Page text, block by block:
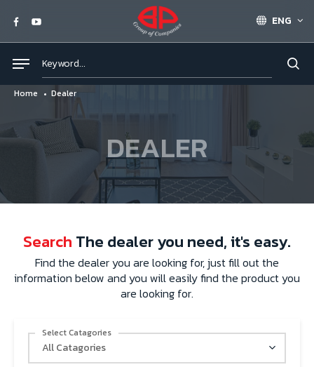
ENG
Home Dealer
DEALER
Search The dealer you need, it's easy.
Find the dealer you are looking for, just fill out the
information below and you will easily find the product you
are looking for.
Select Catagories
All Catagories